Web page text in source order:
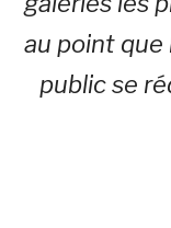
au point
public se